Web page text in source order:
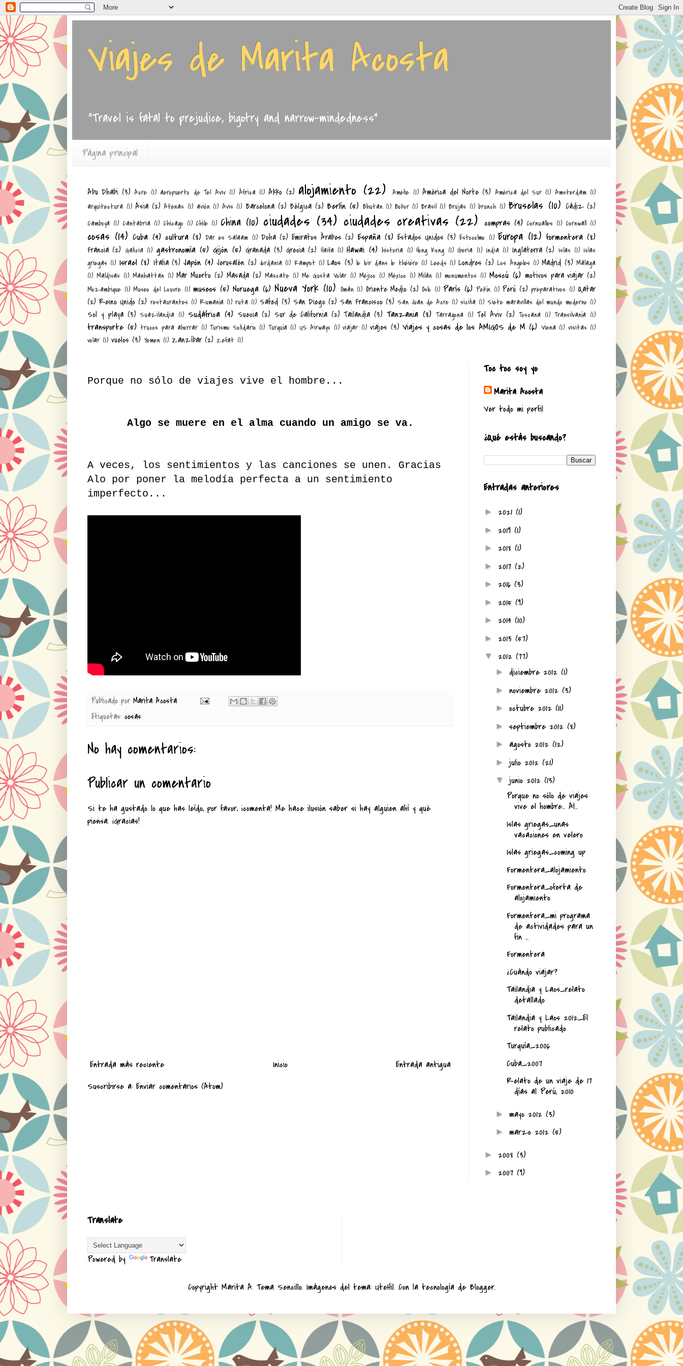
Viajes de Marita Acosta
"Travel is fatal to prejudice, bigotry and narrow-mindedness"
Página principal
Abu Dhabi (3) Acre (1) aeropuerto de Tel Aviv (1) África (1) Akko (2) alojamiento (22) Amelie (1) América del Norte (3) América del Sur (1) Amsterdam (1)
arquitectura (1) Asia (2) Atenas (1) avión (1) Avis (1) Barcelona (2) Bélgica (2) Berlín (5) Bhutan (1) Bokor (1) Brasil (1) Brujas (1) brunch (1) Bruselas (10) Cádiz (2)
Camboya (1) Cantabria (1) Chicago (1) Chile (1) China (10) ciudades (34) ciudades creativas (22) compras (4) Cornualles (1) Cornwall (1)
cosas (14) Cuba (4) cultura (8) Dar es Salaam (1) Doha (2) Emiratos Árabes (2) España (8) Estados Unidos (3) Estocolmo (1) Europa (12) formentera (8)
Francia (2) Galicia (1) gastronomía (5) Gijón (5) Granada (3) Grecia (2) Haifa (1) Hawai (4) historia (1) Hong Kong (1) Iberia (1) India (1) Inglaterra (2) islas (1) Islas
griegas (1) Israel (8) Italia (3) Japón (4) Jerusalén (2) Jordania (1) Kampot (1) Laos (3) le loir dans le théière (1) Leeds (1) Londres (2) Los Ángeles (1) Madrid (3) Málaga
(1) Maldivas (1) Manhattan (1) Mar Muerto (2) Masada (2) Mascate (1) Me Gusta Volar (1) Méjico (1) México (1) Milán (1) monumentos (1) Moscú (6) motivos para viajar (2)
Mozambique (1) Museo del Louvre (1) museos (5) Noruega (6) Nueva York (10) Omán (1) Oriente Medio (2) Oslo (1) París (6) Pekín (1) Perú (2) preparativos (1) Qatar
(2) Reino Unido (2) restaurantes (1) Rumanía (1) ruta (1) Safed (3) San Diego (2) San Francisco (3) San Juan de Acre (1) sicilia (1) Siete maravillas del mundo moderno (1)
Sol y playa (3) Suazilandia (1) Sudáfrica (4) Suecia (2) Sur de California (2) Tailandia (3) Tanzania (8) Tarragona (1) Tel Aviv (2) Toscana (1) Transilvanía (1)
transporte (5) trucos para ahorrar (1) Turismo Solidario (1) Turquía (1) US Airways (1) viajar (1) viajes (3) Viajes y cosas de los AMIGOS de M (6) Viena (1) visitas (1)
volar (1) vuelos (3) Yemen (1) Zanzíbar (2) Zefat (1)
Porque no sólo de viajes vive el hombre...
Algo se muere en el alma cuando un amigo se va.
A veces, los sentimientos y las canciones se unen. Gracias
Alo por poner la melodía perfecta a un sentimiento
imperfecto...
Publicado por Marita Acosta
Etiquetas: cosas
No hay comentarios:
Publicar un comentario
Si te ha gustado lo que has leído, por favor, ¡comenta! Me hace ilusión saber si hay alguien ahí y qué
piensa. ¡Gracias!
Entrada más reciente Entrada antigua
Inicio
Suscribirse a: Enviar comentarios (Atom)
Toc toc soy yo
Marita Acosta
Ver todo mi perfil
¿Qué estás buscando?
Entradas anteriores
► 2021 (1)
► 2019 (1)
► 2018 (1)
► 2017 (2)
► 2016 (3)
► 2015 (9)
► 2014 (10)
► 2013 (57)
▼ 2012 (77)
► diciembre 2012 (1)
► noviembre 2012 (3)
► octubre 2012 (11)
► septiembre 2012 (8)
► agosto 2012 (12)
► julio 2012 (21)
▼ junio 2012 (13)
Porque no sólo de viajes
vive el hombre... Al...
Islas griegas_unas
vacaciones en velero
Islas griegas_coming up
Formentera_alojamiento
Formentera_oferta de
alojamiento
Formentera_mi programa
de actividades para un
fin ...
Formentera
¿Cuándo viajar?
Tailandia y Laos_relato
detallado
Tailandia y Laos 2012_El
relato publicado
Turquía_2006
Cuba_2007
Relato de un viaje de 17
días al Perú, 2010
► mayo 2012 (3)
► marzo 2012 (5)
► 2008 (3)
► 2007 (9)
Translate
Powered by Translate
Copyright Marita A. Tema Sencillo. Imágenes del tema: UteHil. Con la tecnología de Blogger.